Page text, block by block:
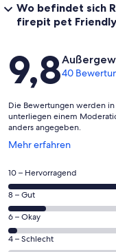
Wo befindet sich
firepit pet
Bewertungen
9,840
Die Bewertungen werden
unterliegen einem
anders angegeben.
Mehr erfahren
Wird
einem
neuen
Fenster
geöffnet
34
von
insgesamt
40
Gästebewertungen
haben
10 – Hervorragend
5
von
insgesamt
40
8 – Gut
1
von
insgesamt
6 – Okay
0
4 – Schlecht